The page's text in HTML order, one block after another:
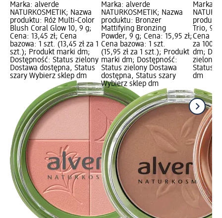
Marka: alverde
NATURKOSMETIK; Nazwa
produktu: Róż Multi-Color
Blush Coral Glow 10, 9 g;
Cena: 13,45 zł; Cena
bazowa: 1 szt. (13,45 zł za 1
szt.); Produkt marki dm;
Dostępność: Status zielony
Dostawa dostępna, Status
szary Wybierz sklep dm
Marka: alverde
NATURKOSMETIK; Nazwa
produktu: Bronzer
Mattifying Bronzing
Powder, 9 g; Cena: 15,95 zł;
Cena bazowa: 1 szt.
(15,95 zł za 1 szt.); Produkt
marki dm; Dostępność:
Status zielony Dostawa
dostępna, Status szary
Wybierz sklep dm
Marka:
Trio, 9
Cena
za 100
dm;
zielony
Status
dm